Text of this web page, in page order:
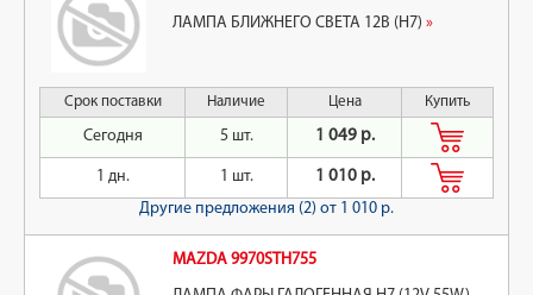
ЛАМПА БЛИЖНЕГО СВЕТА 12В (H7) »
Срок поставки Наличие Цена Купить
Сегодня 5 шт. 1 049 р.
1 дн. 1 шт.
1 010 р.
Другие предложения (2) от 1 010 р.
MAZDA 9970STH755